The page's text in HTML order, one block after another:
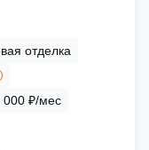
отделка
000 ₽/мес